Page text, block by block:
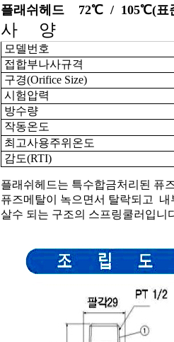
플래쉬헤드 72℃ / 105℃(표
사 양
모델번호
접합부나사규격
구경(Orifice Size)
시험압력
방수량
작동온도
최고사용주위온도
감도(RTI)
플래쉬헤드는 특수합금처리된 퓨
퓨즈메탈이 녹으면서 탈락되고 내
살수 되는 구조의 스프링쿨러입니